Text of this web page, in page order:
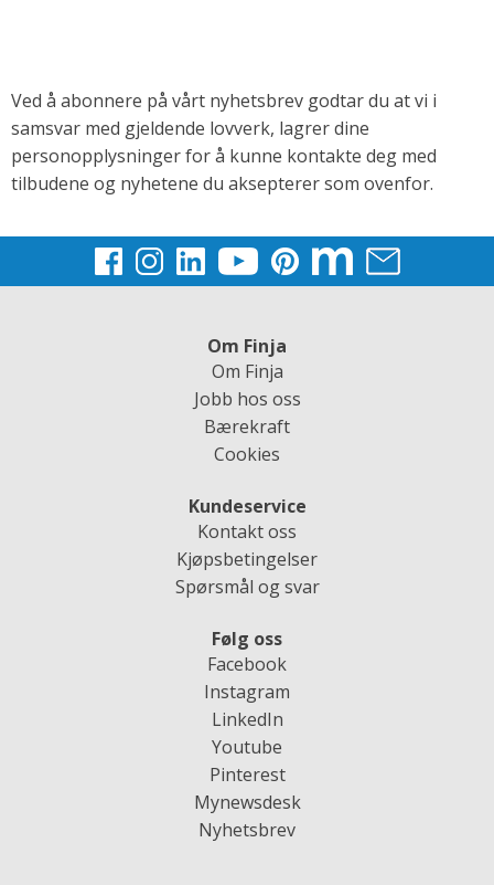
Ved å abonnere på vårt nyhetsbrev godtar du at vi i
samsvar med gjeldende lovverk, lagrer dine
personopplysninger for å kunne kontakte deg med
tilbudene og nyhetene du aksepterer som ovenfor.
Om Finja
Om Finja
Jobb hos oss
Bærekraft
Cookies
Kundeservice
Kontakt oss
Kjøpsbetingelser
Spørsmål og svar
Følg oss
Facebook
Instagram
LinkedIn
Youtube
Pinterest
Mynewsdesk
Nyhetsbrev